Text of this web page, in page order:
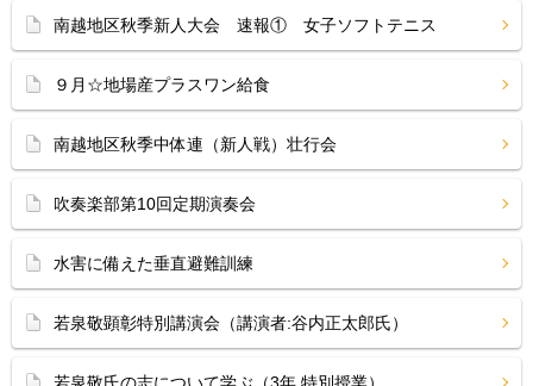
南越地区秋季新人大会 速報① 女子ソフトテニス
９月☆地場産プラスワン給食
南越地区秋季中体連（新人戦）壮行会
吹奏楽部第10回定期演奏会
水害に備えた垂直避難訓練
若泉敬顕彰特別講演会（講演者:谷内正太郎氏）